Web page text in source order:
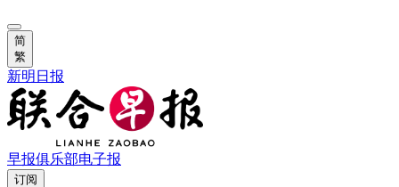
简
繁
新明日报
早报俱乐部电子报
订阅